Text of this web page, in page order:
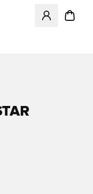
Åbner en